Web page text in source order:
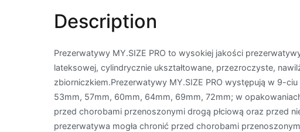
Description
Prezerwatywy MY.SIZE PRO to wysokiej jakości
lateksowej, cylindrycznie ukształtowane, przezroczyste,
zbiorniczkiem.Prezerwatywy MY.SIZE PRO występują w 9-
53mm, 57mm, 60mm, 64mm, 69mm, 72mm; w
przed chorobami przenoszonymi drogą płciową oraz przed
prezerwatywa mogła chronić przed chorobami